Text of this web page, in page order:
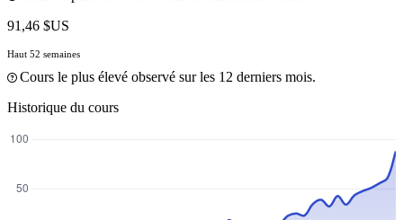
91,46 $US
Haut 52 semaines
Cours le plus élevé observé sur les 12 derniers mois.
Historique du cours